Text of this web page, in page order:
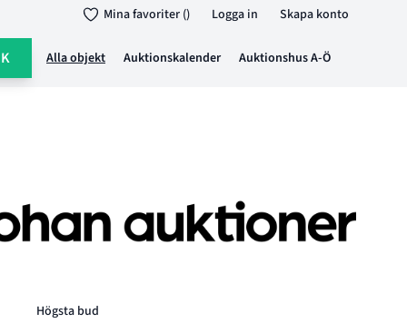
Mina favoriter () Logga in Skapa konto
Alla objekt Auktionskalender Auktionshus A-Ö
Högsta bud